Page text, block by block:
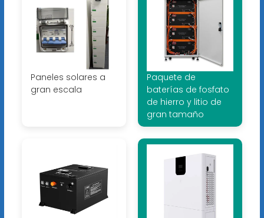
Paneles solares a
gran escala
Paquete de
baterías de fosfato
de hierro y litio de
gran tamaño